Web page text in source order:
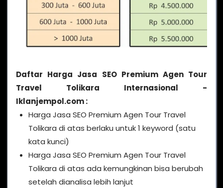
Daftar Harga Jasa SEO Premium Agen Tour
Travel Tolikara Internasional -
Iklanjempol.com :
Harga Jasa SEO Premium Agen Tour Travel
Tolikara di atas berlaku untuk 1 keyword (satu
kata kunci)
Harga Jasa SEO Premium Agen Tour Travel
Tolikara di atas ada kemungkinan bisa berubah
setelah dianalisa lebih lanjut